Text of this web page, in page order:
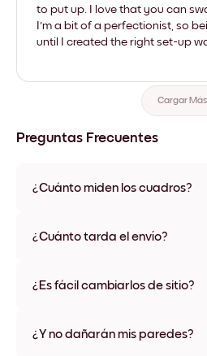
to put up. I love that you can
I'm a bit of a perfectionist, so
until I created the right set-up
Cargar Más
Preguntas Frecuentes
¿Cuánto miden los cuadros?
varios materiales y colores de
¿Cuánto tarda el envío?
disponibles en algunos países. Te
¿Es fácil cambiarlos de sitio?
ningún daño
¿Y no dañarán mis paredes?